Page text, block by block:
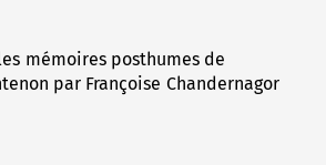
mémoires posthumes de
par Françoise Chandernagor